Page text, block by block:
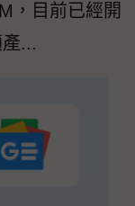
，目前已經開
...